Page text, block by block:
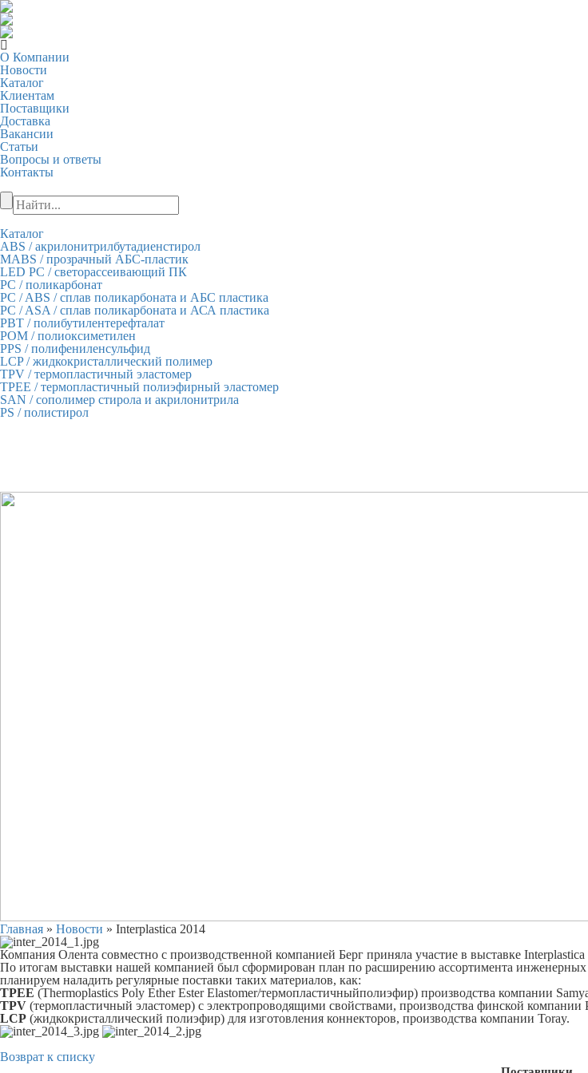
О Компании
Новости
Каталог
Клиентам
Поставщики
Доставка
Вакансии
Статьи
Вопросы и ответы
Контакты
Каталог
ABS / акрилонитрилбутадиенстирол
МАBS / прозрачный АБС-пластик
LED PC / cветорассеивающий ПК
PC / поликарбонат
PC / ABS / сплав поликарбоната и АБС пластика
PC / ASA / сплав поликарбоната и АСА пластика
PBT / полибутилентерефталат
POM / полиоксиметилен
PPS / полифениленсульфид
LCP / жидкокристаллический полимер
TPV / термопластичный эластомер
ТРЕЕ / термопластичный полиэфирный эластомер
SAN / сополимер стирола и акрилонитрила
PS / полистирол
Главная » Новости » Interplastica 2014
Компания Олента совместно с производственной компанией Берг приняла участие в выставке
По итогам выставки нашей компанией был сформирован план по расширению ассортимента
планируем наладить регулярные поставки таких материалов, как:
TPEE (Thermoplastics Poly Ether Ester Elastomer/термопластичныйполиэфир) производства компании
TPV (термопластичный эластомер) с электропроводящими свойствами, производства финской компании
LCP (жидкокристаллический полиэфир) для изготовления коннекторов, производства компании Toray.
Возврат к списку